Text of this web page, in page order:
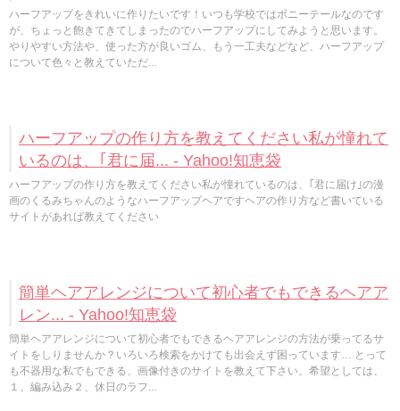
ハーフアップをきれいに作りたいです！いつも学校ではポニーテールなのです
が、ちょっと飽きてきてしまったのでハーフアップにしてみようと思います。
やりやすい方法や、使った方が良いゴム、もう一工夫などなど、ハーフアップ
について色々と教えていただ...
ハーフアップの作り方を教えてください私が憧れて
いるのは、｢君に届... - Yahoo!知恵袋
ハーフアップの作り方を教えてください私が憧れているのは、｢君に届け｣の漫
画のくるみちゃんのようなハーフアップヘアですヘアの作り方など書いている
サイトがあれば教えてください
簡単ヘアアレンジについて初心者でもできるヘアア
レン... - Yahoo!知恵袋
簡単ヘアアレンジについて初心者でもできるヘアアレンジの方法が乗ってるサ
イトをしりませんか？いろいろ検索をかけても出会えず困っています… とって
も不器用な私でもできる、画像付きのサイトを教えて下さい。希望としては、
１、編み込み２、休日のラフ...